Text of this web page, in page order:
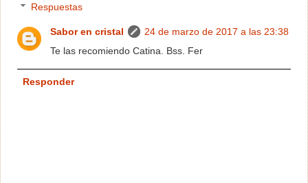
Respuestas
Sabor en cristal
24 de marzo de 2017 a las 23:38
Te las recomiendo Catina. Bss. Fer
Responder